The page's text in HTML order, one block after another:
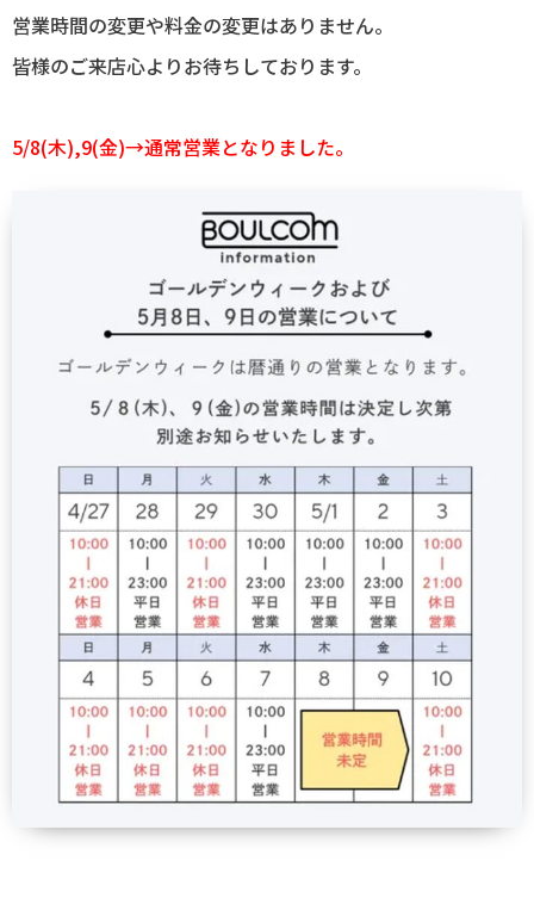
営業時間の変更や料金の変更はありません。
皆様のご来店心よりお待ちしております。
5/8(木),9(金)→通常営業となりました。